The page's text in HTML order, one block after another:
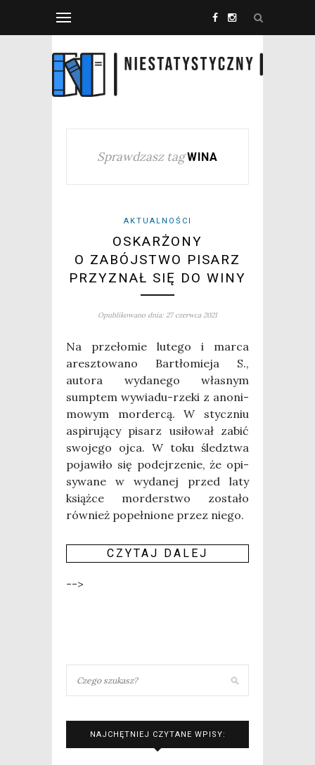
Sprawdzasz tag WINA
AKTUALNOŚCI
OSKARŻONY
O ZABÓJSTWO PISARZ
PRZYZNAŁ SIĘ DO WINY
Opublikowano dnia: 27 czerwca 2021
Na prze­ło­mie lute­go i mar­ca
aresz­to­wa­no Bar­tło­mie­ja S.,
auto­ra wyda­ne­go wła­snym
sump­tem wywia­du-rze­ki z ano­ni­
mo­wym mor­der­cą. W stycz­niu
aspi­ru­ją­cy pisarz usi­ło­wał zabić
swo­je­go ojca. W toku śledz­twa
poja­wi­ło się podej­rze­nie, że opi­
sy­wa­ne w wyda­nej przed laty
książ­ce mor­der­stwo zosta­ło
rów­nież popeł­nio­ne przez nie­go.
CZY­TAJ DALEJ
-->
NAJCHĘTNIEJ CZYTANE WPISY: